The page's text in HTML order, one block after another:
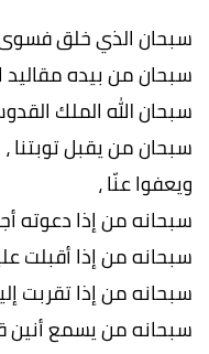
سبحان الذي خلق
سبحان من بيده مقاليد
سبحان الله الملك
سبحان من يقبل توبتنا ،
ويعفوا عنّا ،
سبحانه من إذا دعوته
سبحانه من إذا أقبلت
سبحانه من إذا تقربت
سبحانه من يسمع أنين